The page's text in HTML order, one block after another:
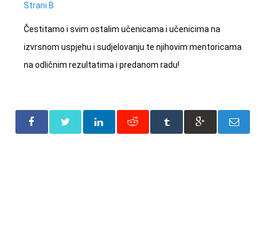
Strani B
Čestitamo i svim ostalim učenicama i učenicima na
izvrsnom uspjehu i sudjelovanju te njihovim mentoricama
na odličnim rezultatima i predanom radu!